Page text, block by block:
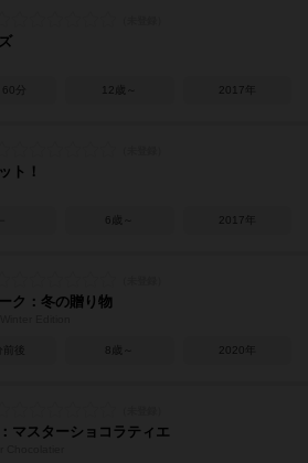
分 12歳～ 2017年
ト！
6歳～ 2017年
ク：冬の贈り物
後 8歳～ 2020年
マスターショコラティエ